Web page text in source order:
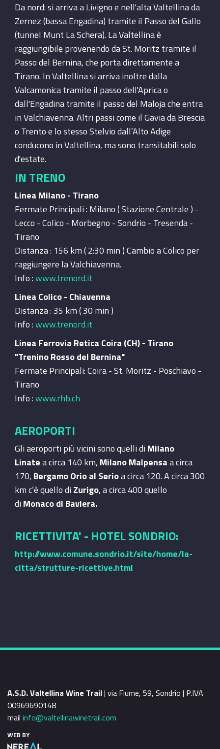
Da nord: si arriva a Livigno e nell'alta Valtellina da
Zernez (bassa Engadina) tramite il Passo del Gallo
(tunnel Munt La Schera). La Valtellina è
raggiungibile provenendo da St. Moritz tramite il
Passo del Bernina, che porta direttamente a
Tirano. In Valtellina si arriva inoltre dalla
Valcamonica tramite il passo dell'Aprica o
dall'Engadina tramite il passo del Maloja che entra
in Valchiavenna. Altri passi come il Gavia da Brescia
o Trento e lo stesso Stelvio dall’Alto Adige
conducono in Valtellina, ma sono transitabili solo
d'estate.
IN TRENO
Linea Milano - Tirano
Fermate Principali : Milano ( Stazione Centrale ) -
Lecco - Colico - Morbegno - Sondrio - Tresenda -
Tirano
Distanza : 156 km ( 2:30 min ) Cambio a Colico per
raggiungere la Valchiavenna.
Info :www.trenord.it
Linea Colico - Chiavenna
Distanza : 35 km ( 30 min )
Info :www.trenord.it
Linea Ferrovia Retica Coira (CH) - Tirano
"Trenino Rosso del Bernina"
Fermate Principali: Coira - St. Moritz - Poschiavo -
Tirano
Info :www.rhb.ch
AEROPORTI
Gli aeroporti più vicini sono quelli di Milano
Linatea circa 140 km, Milano Malpensaa circa
170, Bergamo Orio al Serioa circa 120. A circa 300
km c’è quello di Zurigo, a circa 400 quello
di Monaco di Baviera.
RICETTIVITA' - HOTEL SONDRIO:
http://www.comune.sondrio.it/site/home/la-
citta/strutture-ricettive.html
A.S.D. Valtellina Wine Trail| via Fiume, 59, Sondrio | P.IVA
00969690148
mail info@valtellinawinetrail.com
WEB BY